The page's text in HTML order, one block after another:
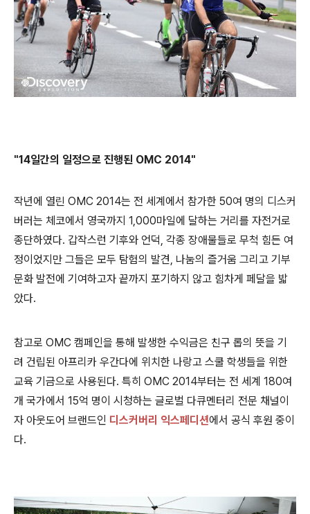
"14일간의 일정으로 진행된 OMC 2014"
작년에 열린 OMC 2014는 전 세계에서 참가한 50여 명의 디스커
버러는 체코에서 영국까지 1,000마일에 달하는 거리를 자전거로
종단하였다. 갑작스런 기후와 언덕, 각종 장애물들로 무척 힘든 여
정이었지만 그들은 모두 탐험의 발견, 나눔의 즐거움 그리고 기부
문화 발전에 기여하고자 끝까지 포기하지 않고 힘차게 페달을 밟
았다.
참고로 OMC 캠페인을 통해 발생한 수익금은 친구 롭의 뜻을 기
려 건립된 아프리카 우간다에 위치한 나랑고 스쿨 학생들을 위한
교육 기금으로 사용된다. 특히 OMC 2014부터는 전 세계 180여
개 국가에서 15억 명이 시청하는 글로벌 다큐멘터리 전문 채널이
자 아웃도어 브랜드인 디스커버리 익스페디션에서 공식 후원 중이
다.